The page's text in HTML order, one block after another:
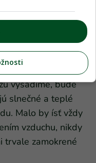
vysadíme, bude
slnečné a teplé
Malo by ísť vždy
vzduchu, nikdy
trvale zamokrené